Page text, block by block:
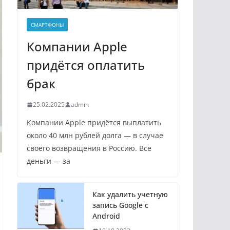
СМАРТФОНЫ
Компании Apple
придётся оплатить
брак
25.02.2025 admin
Компании Apple придётся выплатить
около 40 млн рублей долга — в случае
своего возвращения в Россию. Все
деньги — за
Как удалить учетную
запись Google с
Android